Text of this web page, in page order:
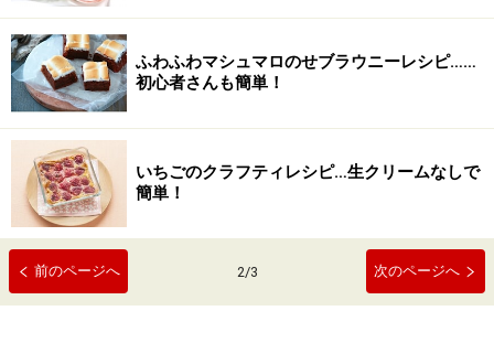
ふわふわマシュマロのせブラウニーレシピ……
初心者さんも簡単！
いちごのクラフティレシピ…生クリームなしで
簡単！
前のページへ 2/3 次のページへ